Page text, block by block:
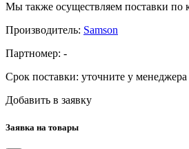
Мы также осуществляем поставки по
Производитель: Samson
Партномер: -
Срок поставки: уточните у менеджера
Добавить в заявку
Заявка на товары